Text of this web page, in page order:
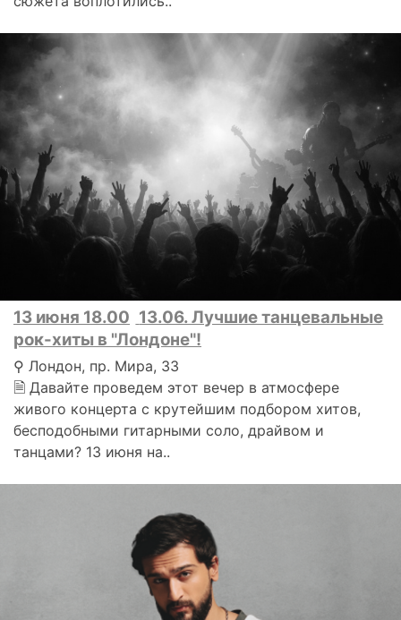
13 июня 18.00 13.06. Лучшие танцевальные
рок-хиты в "Лондоне"!
⚲ Лондон, пр. Мира, 33
🗎 Давайте проведем этот вечер в атмосфере
живого концерта с крутейшим подбором хитов,
бесподобными гитарными соло, драйвом и
танцами? 13 июня на..